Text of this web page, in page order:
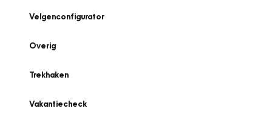
Velgenconfigurator
Overig
Trekhaken
Vakantiecheck